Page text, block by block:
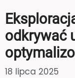
odkrywać
18 lipca 2025